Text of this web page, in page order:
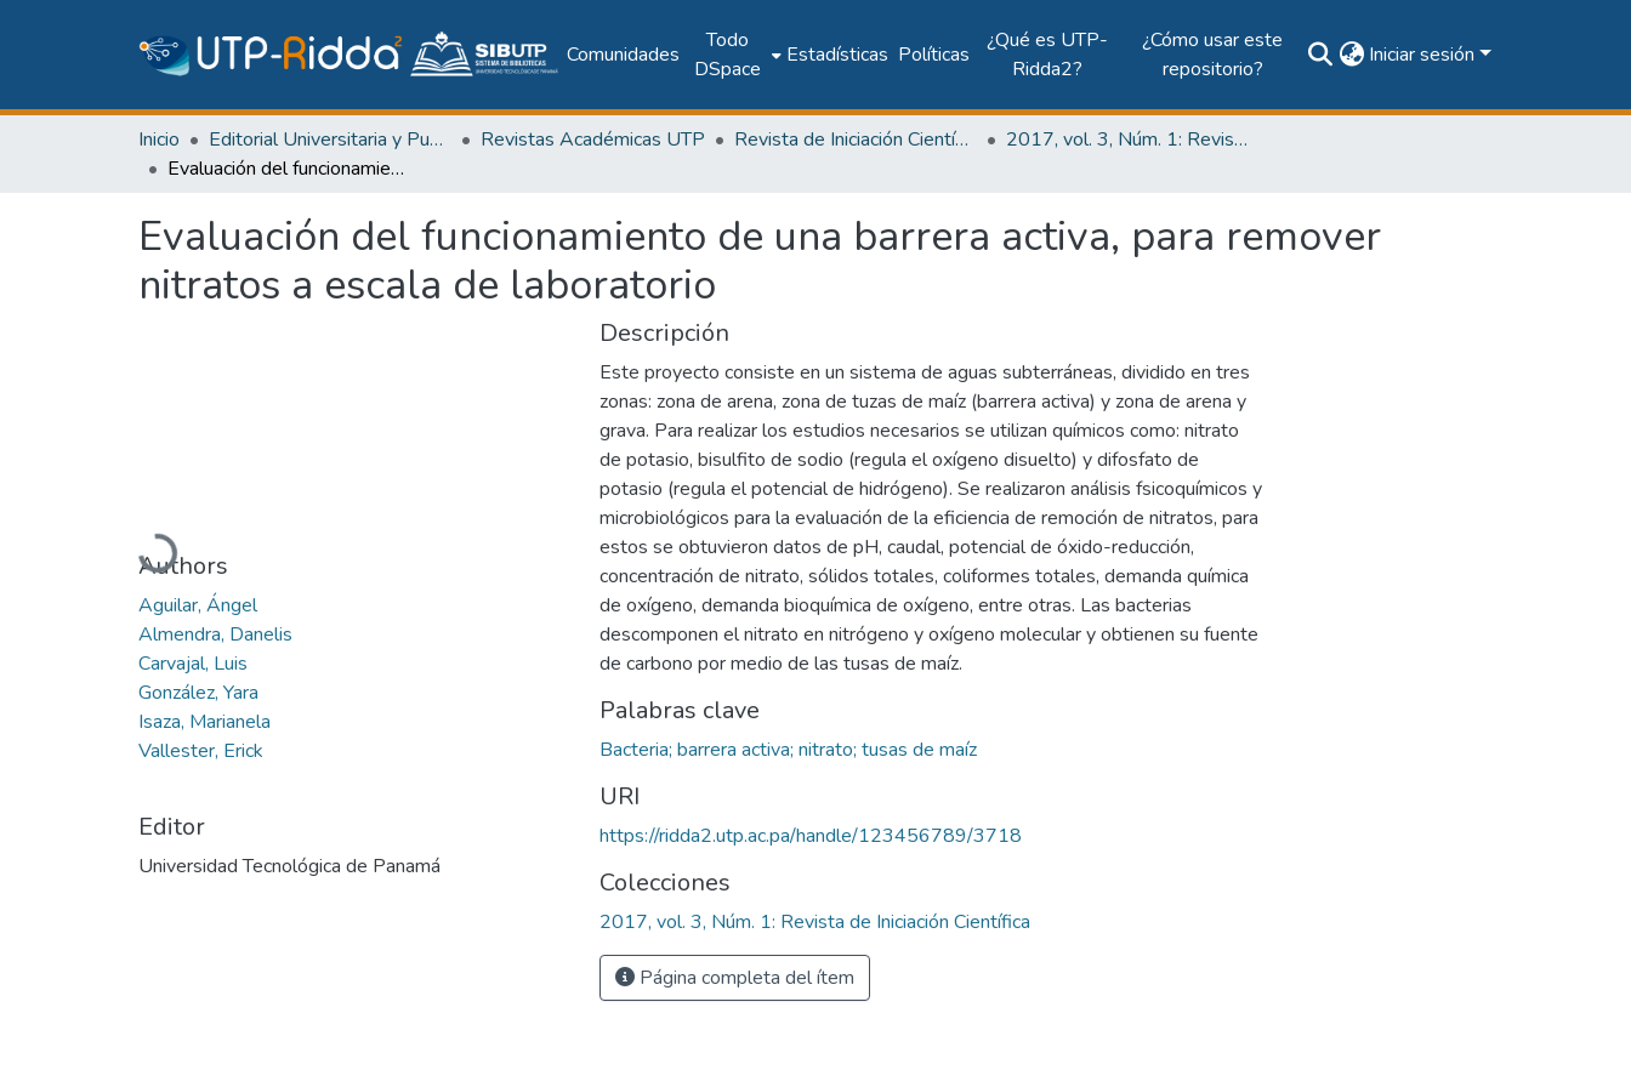
Comunidades
Todo
DSpace
Estadísticas Políticas
¿Qué es UTP-
Ridda2?
¿Cómo usar este
repositorio?
Iniciar sesión
Inicio Editorial Universitaria y Publicaciones Seriadas Revistas Académicas UTP Revista de Iniciación Científica
2017, vol. 3, Núm. 1: Revista de Iniciación Científica
Evaluación del funcionamiento de una barrera activa, para remover nitratos a escala de laboratorio
Evaluación del funcionamiento de una barrera activa, para remover
nitratos a escala de laboratorio
Cargando...
Authors
Aguilar, Ángel
Almendra, Danelis
Carvajal, Luis
González, Yara
Isaza, Marianela
Vallester, Erick
Editor
Universidad Tecnológica de Panamá
Descripción
Este proyecto consiste en un sistema de aguas subterráneas, dividido en tres
zonas: zona de arena, zona de tuzas de maíz (barrera activa) y zona de arena y
grava. Para realizar los estudios necesarios se utilizan químicos como: nitrato
de potasio, bisulfito de sodio (regula el oxígeno disuelto) y difosfato de
potasio (regula el potencial de hidrógeno). Se realizaron análisis fsicoquímicos y
microbiológicos para la evaluación de la eficiencia de remoción de nitratos, para
estos se obtuvieron datos de pH, caudal, potencial de óxido-reducción,
concentración de nitrato, sólidos totales, coliformes totales, demanda química
de oxígeno, demanda bioquímica de oxígeno, entre otras. Las bacterias
descomponen el nitrato en nitrógeno y oxígeno molecular y obtienen su fuente
de carbono por medio de las tusas de maíz.
Palabras clave
Bacteria; barrera activa; nitrato; tusas de maíz
URI
https://ridda2.utp.ac.pa/handle/123456789/3718
Colecciones
2017, vol. 3, Núm. 1: Revista de Iniciación Científica
Página completa del ítem